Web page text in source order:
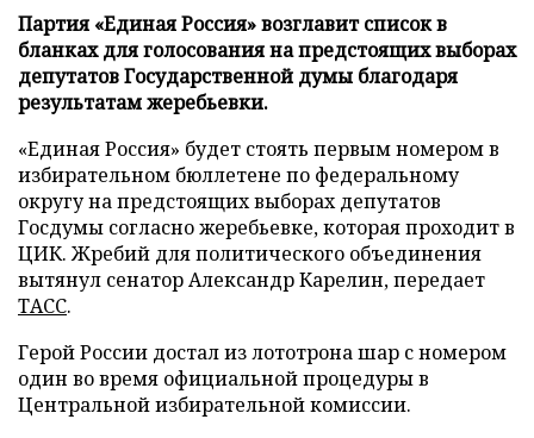
Партия «Единая Россия» возглавит список в
бланках для голосования на предстоящих выборах
депутатов Государственной думы благодаря
результатам жеребьевки.
«Единая Россия» будет стоять первым номером в
избирательном бюллетене по федеральному
округу на предстоящих выборах депутатов
Госдумы согласно жеребьевке, которая проходит в
ЦИК. Жребий для политического объединения
вытянул сенатор Александр Карелин, передает
ТАСС.
Герой России достал из лототрона шар с номером
один во время официальной процедуры в
Центральной избирательной комиссии.